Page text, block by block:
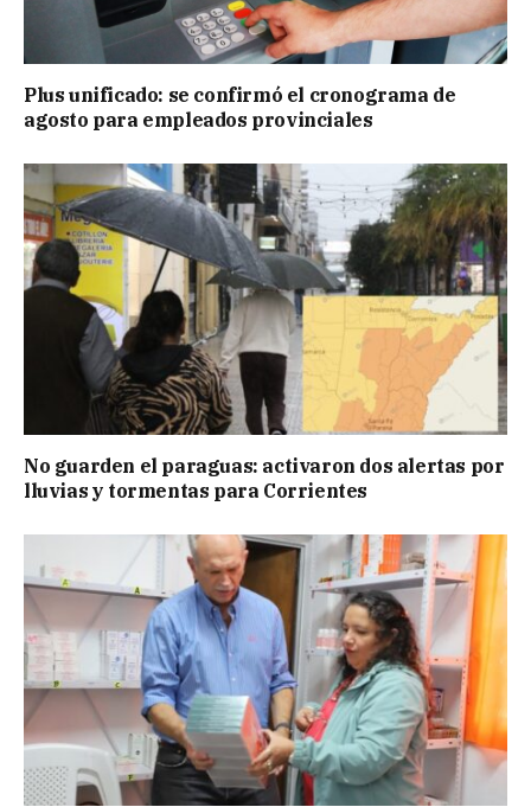
Plus unificado: se confirmó el cronograma de
agosto para empleados provinciales
No guarden el paraguas: activaron dos alertas por
lluvias y tormentas para Corrientes